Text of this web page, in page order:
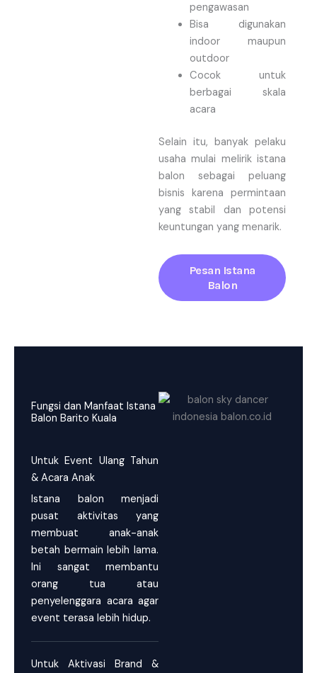
pengawasan
Bisa digunakan
indoor maupun
outdoor
Cocok untuk
berbagai skala
acara
Selain itu, banyak pelaku
usaha mulai melirik istana
balon sebagai peluang
bisnis karena permintaan
yang stabil dan potensi
keuntungan yang menarik.
Pesan Istana
Balon
Fungsi dan Manfaat Istana
Balon Barito Kuala
Untuk Event Ulang Tahun
& Acara Anak
Istana balon menjadi
pusat aktivitas yang
membuat anak-anak
betah bermain lebih lama.
Ini sangat membantu
orang tua atau
penyelenggara acara agar
event terasa lebih hidup.
Untuk Aktivasi Brand &